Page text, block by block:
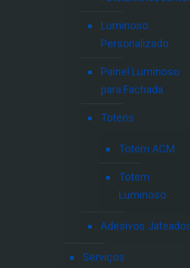
Luminoso
Personalizado
Painel Luminoso
para Fachada
Totens
Totem ACM
Totem
Luminoso
Adesivos
Serviços